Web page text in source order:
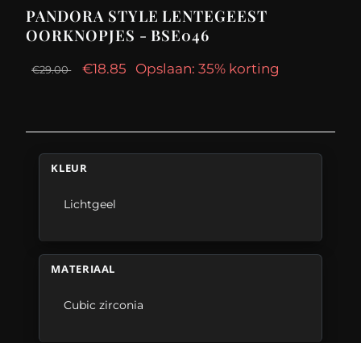
PANDORA STYLE LENTEGEEST
OORKNOPJES - BSE046
€29.00 €18.85 Opslaan: 35% korting
KLEUR
Lichtgeel
MATERIAAL
Cubic zirconia